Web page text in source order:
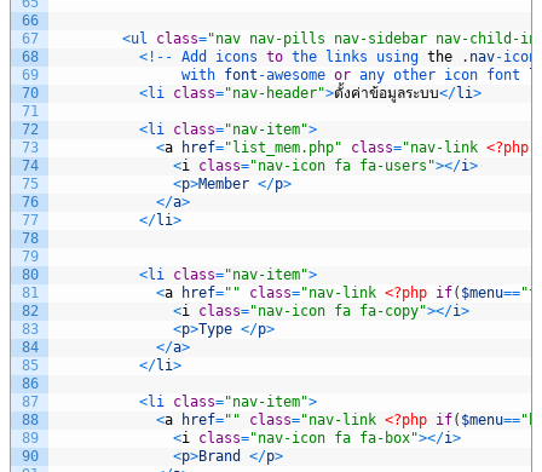
66
67
68
69
70
71
72
73
74
75
76
77
78
79
80
81
82
83
84
85
86
87
88
89
90
<ul class="nav nav-pills nav-sidebar nav-child-
< ! -- Add icons to the links using the . nav-
with font -awesome or any other icon font
<li class="nav-header">ตั้งค่าข้อมูลระบบ</li>
<li class="nav-item">
<a href="list_mem.php" class="nav-link <?php
<i class="nav-icon fa fa-users"></i>
<p>Member </p>
</a>
</li>
<li class="nav-item">
<a href="" class="nav-link <?php if( $menu==
<i class="nav-icon fa fa-copy"></i>
<p>Type </p>
</a>
</li>
<li class="nav-item">
<a href="" class="nav-link <?php if( $menu==
<i class="nav-icon fa fa-box"></i>
<p>Brand </p>